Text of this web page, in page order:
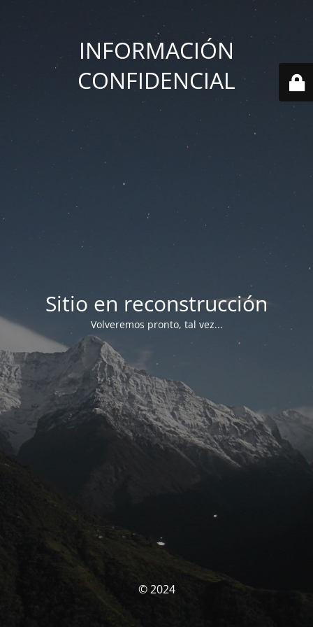
INFORMACIÓN
CONFIDENCIAL
Sitio en reconstrucción
Volveremos pronto, tal vez...
© 2024